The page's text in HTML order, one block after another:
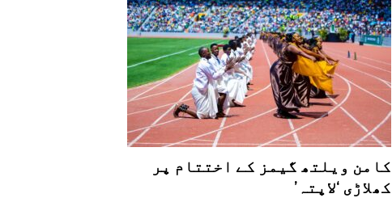
کامن ویلتھ گیمز کے اختتام پر
کھلاڑی ‘لاپتہ’